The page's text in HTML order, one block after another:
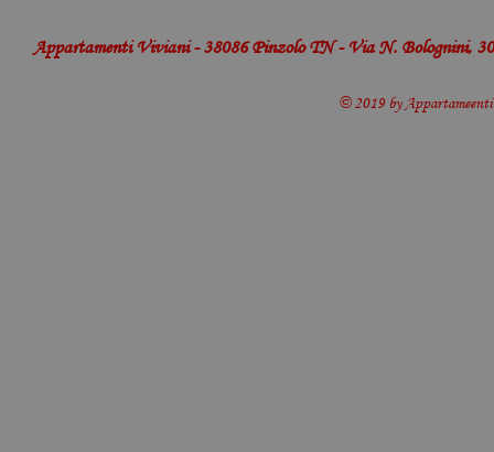
Appartamenti Viviani - 38086 Pinzolo TN - Via N. Bolognini,
© 2019 by